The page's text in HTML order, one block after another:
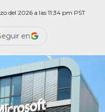
del 2026 a las 11:34 pm PST
en